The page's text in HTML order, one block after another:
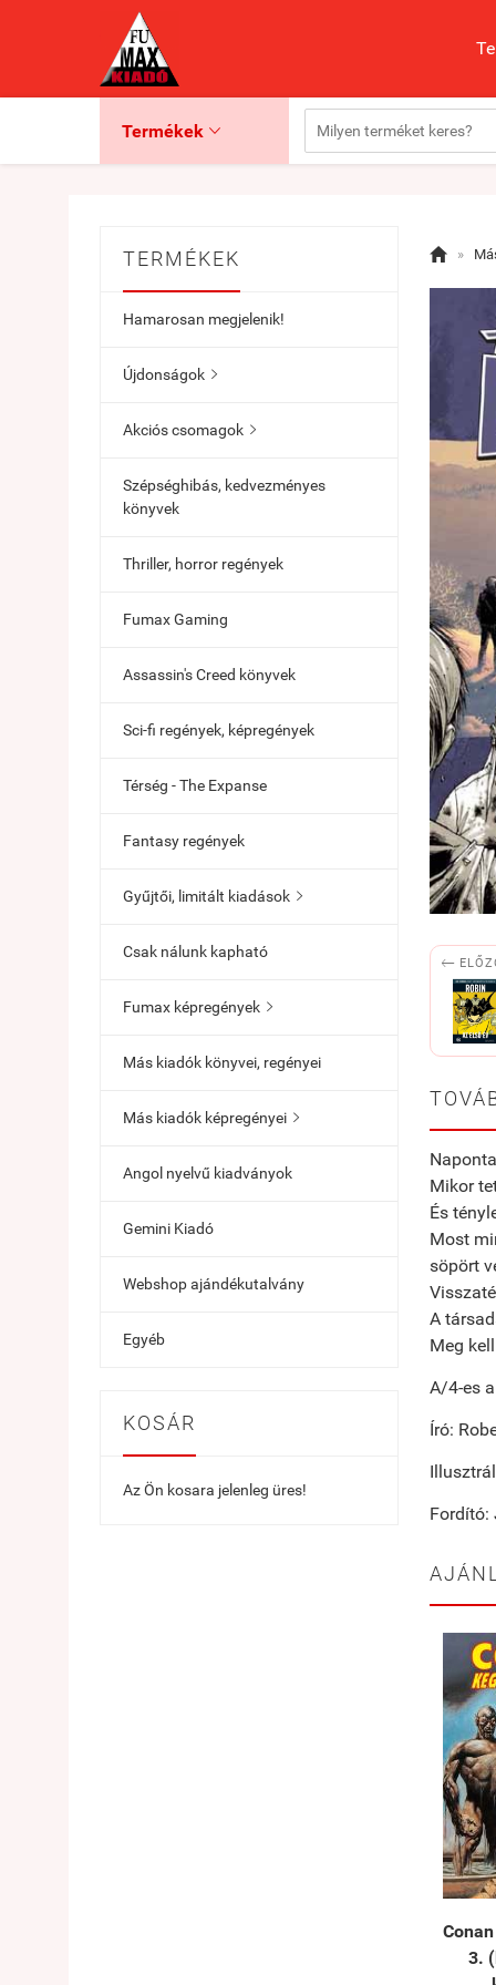
Termékek 
TERMÉKEK
Hamarosan megjelenik!
Újdonságok 
Akciós csomagok 
Szépséghibás, kedvezményes
könyvek
Thriller, horror regények
Fumax Gaming
Assassin's Creed könyvek
Sci-fi regények, képregények
Térség - The Expanse
Fantasy regények
Gyűjtői, limitált kiadások 
Csak nálunk kapható
Fumax képregények 
Más kiadók könyvei, regényei
Más kiadók képregényei 
Angol nyelvű kiadványok
Gemini Kiadó
Webshop ajándékutalvány
Egyéb
KOSÁR
Az Ön kosara jelenleg üres!
 »

Mikor
És
Most
söpört
A
Meg
A/4-es
Író:
Fordító:
3.